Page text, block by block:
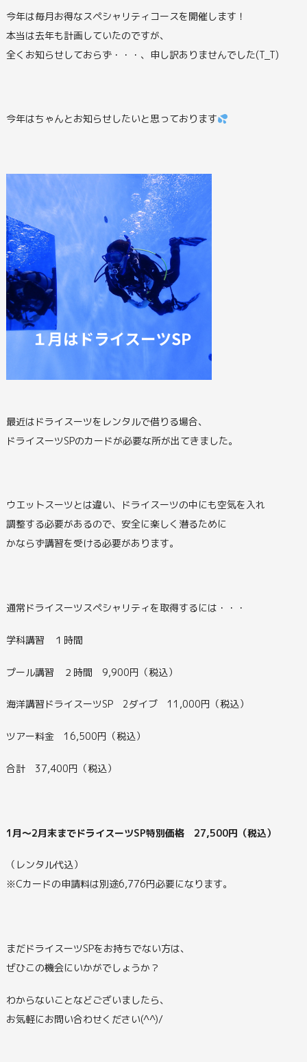
今年は毎月お得なスペシャリティコースを開催します！
本当は去年も計画していたのですが、
全くお知らせしておらず・・・、申し訳ありませんでした(T_T)
今年はちゃんとお知らせしたいと思っております
最近はドライスーツをレンタルで借りる場合、
ドライスーツSPのカードが必要な所が出てきました。
ウエットスーツとは違い、ドライスーツの中にも空気を入れ
調整する必要があるので、安全に楽しく潜るために
かならず講習を受ける必要があります。
通常ドライスーツスペシャリティを取得するには・・・
学科講習 １時間
プール講習 ２時間 9,900円（税込）
海洋講習ドライスーツSP 2ダイブ 11,000円（税込）
ツアー料金 16,500円（税込）
合計 37,400円（税込）
1月～2月末までドライスーツSP特別価格 27,500円（税込）
（レンタル代込）
※Cカードの申請料は別途6,776円必要になります。
まだドライスーツSPをお持ちでない方は、
ぜひこの機会にいかがでしょうか？
わからないことなどございましたら、
お気軽にお問い合わせください(^^)/